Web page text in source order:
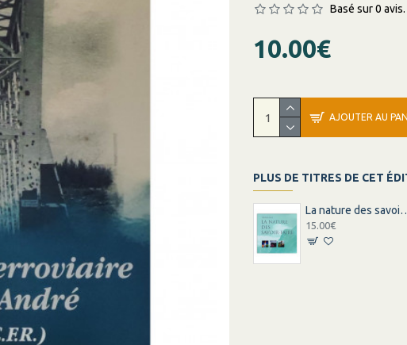
Basé sur 0 avis.
10.00€
AJOUTER AU
PLUS DE TITRES DE CET
La nature des
15.00€